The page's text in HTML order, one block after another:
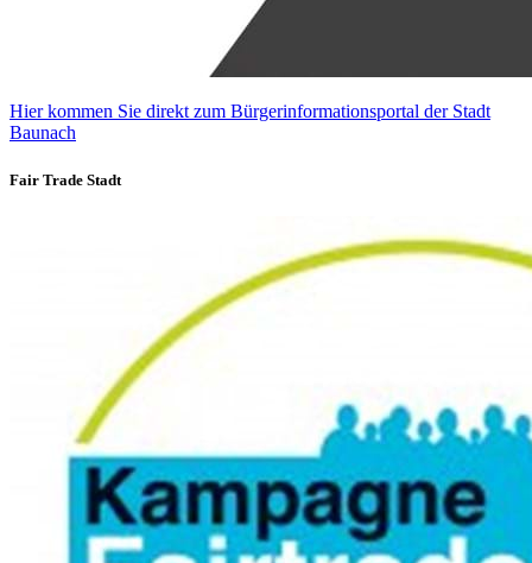
Hier kommen Sie direkt zum Bürgerinformationsportal der Stadt
Baunach
Fair Trade Stadt